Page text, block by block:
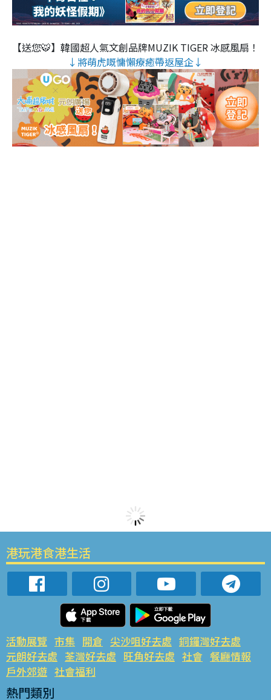
【送您🐯】韓國超人氣文創品牌MUZIK TIGER 冰感風扇！
↓將萌虎嘅慵懶療癒帶返屋企↓
港玩港食港生活
活動展覽 市集 開倉 尖沙咀好去處 銅鑼灣好去處
元朗好去處 荃灣好去處 旺角好去處 社會 餐廳情報
戶外郊遊 社會福利
熱門類別